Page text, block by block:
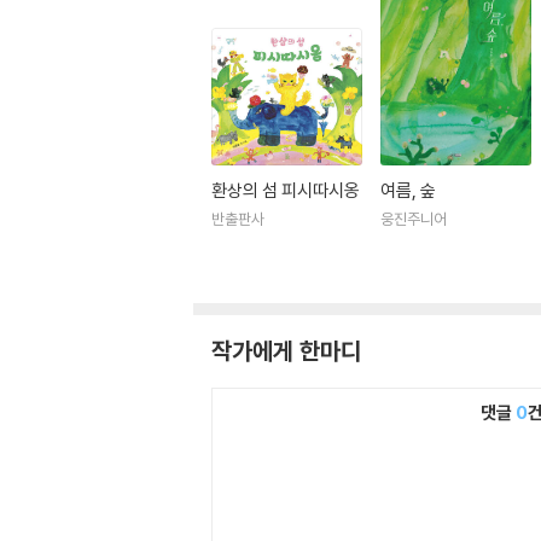
환상의 섬 피시따시옹
반출판사
여름, 숲
웅진주니어
작가에게 한마디
댓글 0